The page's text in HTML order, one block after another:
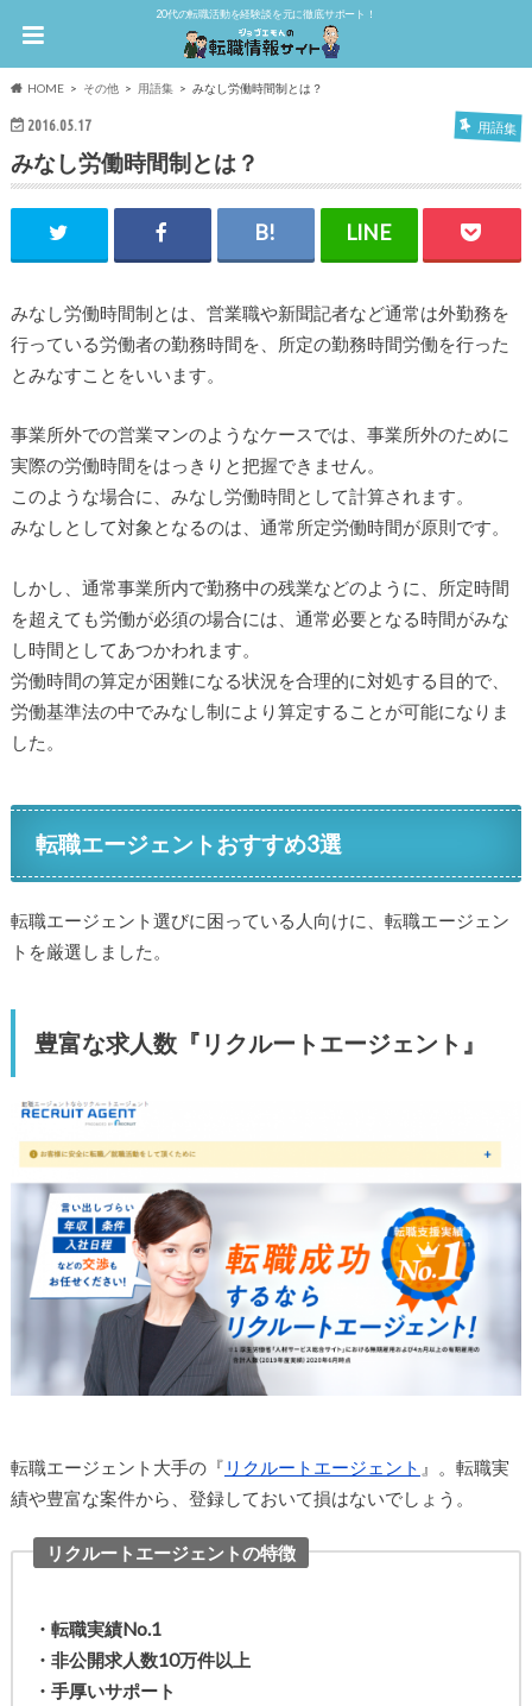
20代の転職活動を経験談を元に徹底サポート！
HOME その他 用語集 みなし労働時間制とは？
2016.05.17 用語集
みなし労働時間制とは？
みなし労働時間制とは、営業職や新聞記者など通常は外勤務を
行っている労働者の勤務時間を、所定の勤務時間労働を行った
とみなすことをいいます。
事業所外での営業マンのようなケースでは、事業所外のために
実際の労働時間をはっきりと把握できません。
このような場合に、みなし労働時間として計算されます。
みなしとして対象となるのは、通常所定労働時間が原則です。
しかし、通常事業所内で勤務中の残業などのように、所定時間
を超えても労働が必須の場合には、通常必要となる時間がみな
し時間としてあつかわれます。
労働時間の算定が困難になる状況を合理的に対処する目的で、
労働基準法の中でみなし制により算定することが可能になりま
した。
転職エージェントおすすめ3選
転職エージェント選びに困っている人向けに、転職エージェン
トを厳選しました。
豊富な求人数『リクルートエージェント』
転職エージェント大手の『 リクルートエージェント 』。転職実
績や豊富な案件から、登録しておいて損はないでしょう。
リクルートエージェントの特徴
・転職実績No.1
・非公開求人数10万件以上
・手厚いサポート